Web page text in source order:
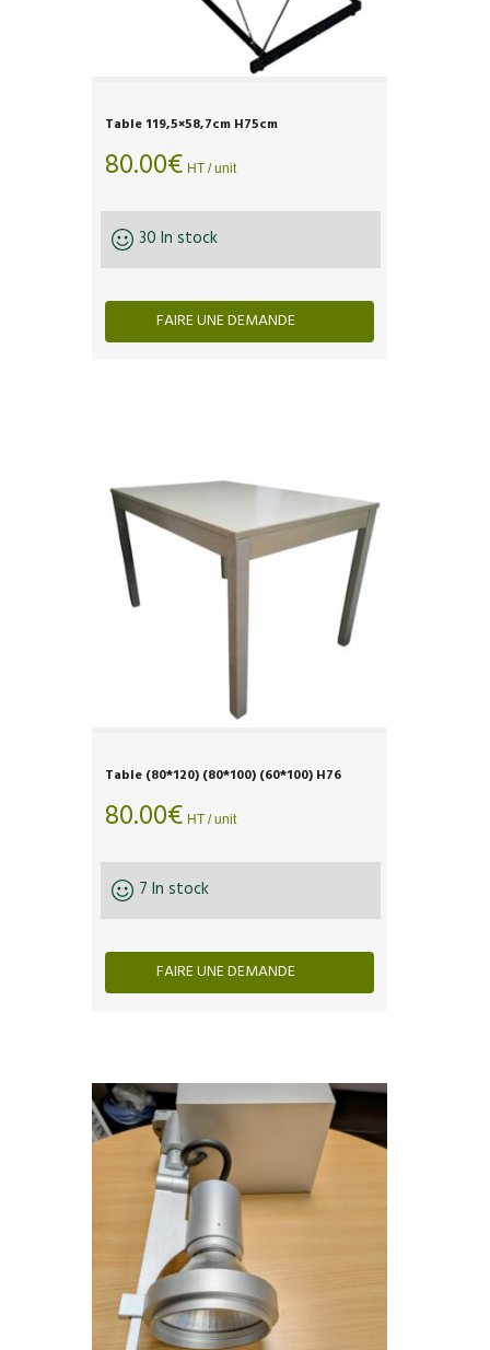
Table 119,5×58,7cm H75cm
80.00€ HT / unit
30 In stock
FAIRE UNE DEMANDE
Table (80*120) (80*100) (60*100) H76
80.00€ HT / unit
7 In stock
FAIRE UNE DEMANDE